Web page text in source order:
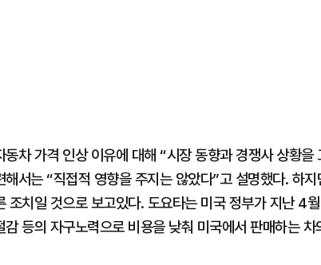
동차 가격 인상 이유에 대해 “시장 동향과 경쟁사 상황
해서는 “직접적 영향을 주지는 않았다”고 설명했다. 하
조치일 것으로 보고있다. 도요타는 미국 정부가 지난 4
감 등의 자구노력으로 비용을 낮춰 미국에서 판매하는